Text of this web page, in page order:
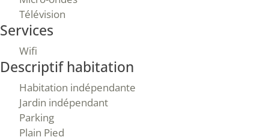
Télévision
Services
Wifi
Descriptif habitation
Habitation indépendante
Jardin indépendant
Parking
Plain Pied